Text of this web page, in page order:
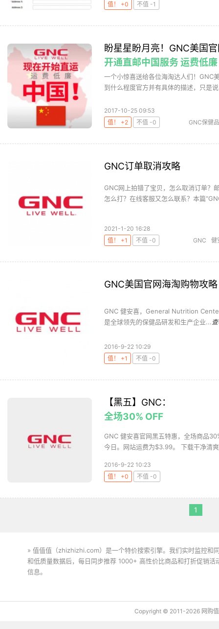
值！ +0
不值 -1
盼星星盼月亮！GNC美国
开通直邮中国服务 运费低
一个小惊喜送给各位海淘达人们！GNC
到什么程度官方并有具体的描述，只是
2017-10-25 09:53
值！ +2
不值 -0 GNC保健品
GNC订单取消攻略
GNC网上拍错了宝贝，怎么取消订单？
怎么打？在线客服又怎么联系？本篇
2021-1-20 16:28
值！ +1
不值 -0 GNC 健
GNC美国官网海淘购物攻
GNC 健安喜，General Nutrition
是全球领先的保健品研发和生产企业...
2016-9-22 10:29
值！ +1
不值 -0
【黑五】GNC：
全场30% OFF
GNC 健安喜官网黑五特惠，全场商品
今日。网站运费为$3.99。 下载干净清
2016-9-22 10:23
值！ +0
不值 -0
1
» 值值值（zhizhizhi.com）是一个特价搜索引擎。我们实时监控和
和低质量数据后，每日同步推荐 1000+ 高性价比商品和打折促销
信息。
Copyright © 2011-2026 网购